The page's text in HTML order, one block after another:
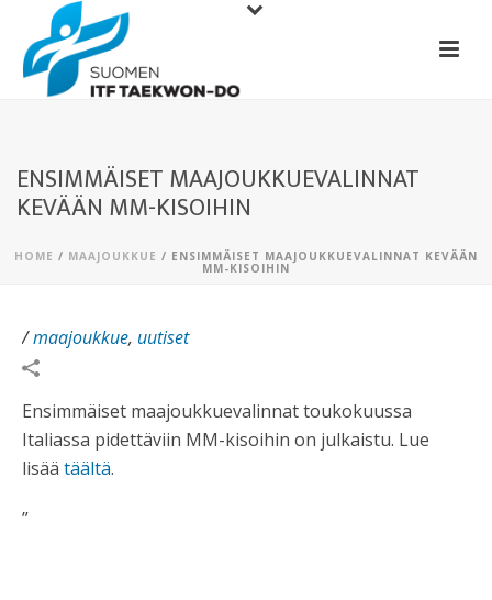
ENSIMMÄISET MAAJOUKKUEVALINNAT
KEVÄÄN MM-KISOIHIN
HOME / MAAJOUKKUE / ENSIMMÄISET MAAJOUKKUEVALINNAT KEVÄÄN
MM-KISOIHIN
/maajoukkue, uutiset
Ensimmäiset maajoukkuevalinnat toukokuussa
Italiassa pidettäviin MM-kisoihin on julkaistu. Lue
lisää täältä.
”